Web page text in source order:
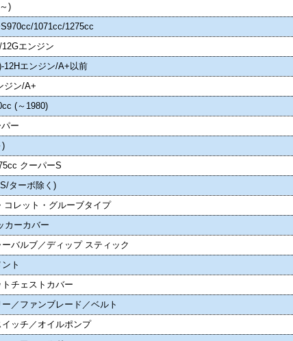
)
1071cc/1275cc
エンジン
12Hエンジン/A+以前
ジン/A+
(～1980)
ー
)
クーパーS
ターボ除く)
レット・グルーブタイプ
カーカバー
バルブ／ディップ スティック
ト
チェストカバー
／ファンブレード／ベルト
ッチ／オイルポンプ